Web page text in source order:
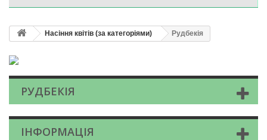
Насіння квітів (за категоріями) Рудбекія
РУДБЕКІЯ
ІНФОРМАЦІЯ